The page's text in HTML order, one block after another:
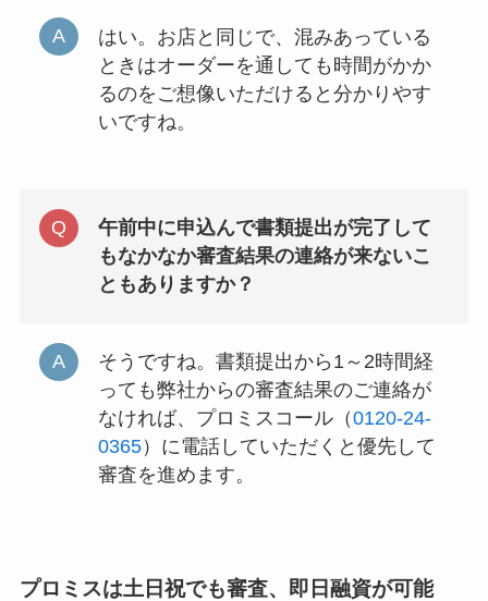
はい。お店と同じで、混みあっている
ときはオーダーを通しても時間がかか
るのをご想像いただけると分かりやす
いですね。
午前中に申込んで書類提出が完了して
もなかなか審査結果の連絡が来ないこ
ともありますか？
そうですね。書類提出から1～2時間経
っても弊社からの審査結果のご連絡が
なければ、プロミスコール（0120-24-
0365）に電話していただくと優先して
審査を進めます。
プロミスは土日祝でも審査、即日融資が可能